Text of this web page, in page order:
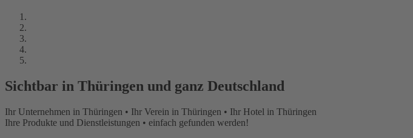
Sichtbar in Thüringen und ganz Deutschland
Ihr Unternehmen in Thüringen • Ihr Verein in Thüringen • Ihr Hotel in Thüringen
Ihre Produkte und Dienstleistungen • einfach gefunden werden!